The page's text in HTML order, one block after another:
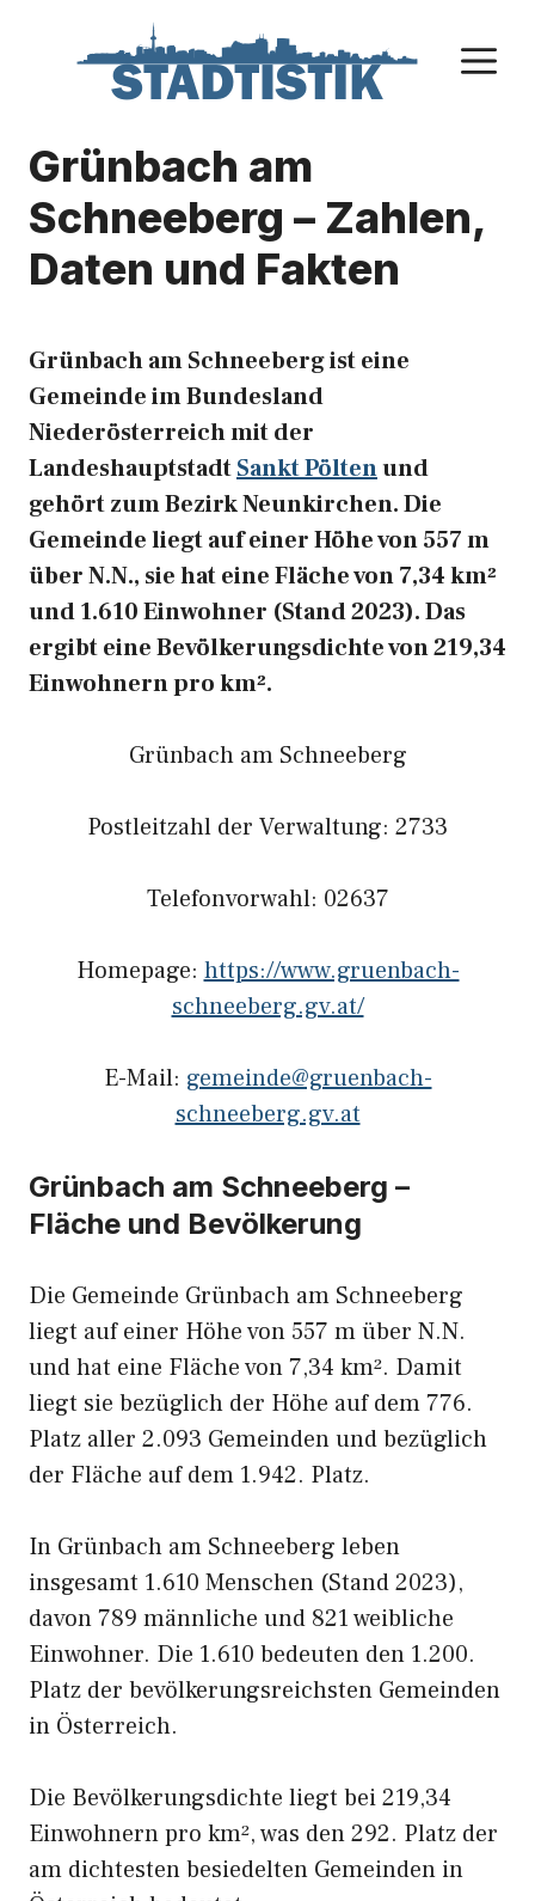
Grünbach am
Schneeberg – Zahlen,
Daten und Fakten
Grünbach am Schneeberg ist eine
Gemeinde im Bundesland
Niederösterreich mit der
LandeshauptstadtSankt Pöltenund
gehört zum Bezirk Neunkirchen. Die
Gemeinde liegt auf einer Höhe von 557 m
über N.N., sie hat eine Fläche von 7,34 km²
und 1.610 Einwohner (Stand 2023). Das
ergibt eine Bevölkerungsdichte von 219,34
Einwohnern pro km².
Grünbach am Schneeberg
Postleitzahl der Verwaltung: 2733
Telefonvorwahl: 02637
Homepage: https://www.gruenbach-
schneeberg.gv.at/
E-Mail: gemeinde@gruenbach-
schneeberg.gv.at
Grünbach am Schneeberg –
Fläche und Bevölkerung
Die Gemeinde Grünbach am Schneeberg
liegt auf einer Höhe von 557 m über N.N.
und hat eine Fläche von 7,34 km². Damit
liegt sie bezüglich der Höhe auf dem 776.
Platz aller 2.093 Gemeinden und bezüglich
der Fläche auf dem 1.942. Platz.
In Grünbach am Schneeberg leben
insgesamt 1.610 Menschen (Stand 2023),
davon 789 männliche und 821 weibliche
Einwohner. Die 1.610 bedeuten den 1.200.
Platz der bevölkerungsreichsten Gemeinden
in Österreich.
Die Bevölkerungsdichte liegt bei 219,34
Einwohnern pro km², was den 292. Platz der
am dichtesten besiedelten Gemeinden in